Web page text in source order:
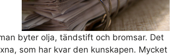
byter olja, tändstift och bromsar. Det
som har kvar den kunskapen. Mycket